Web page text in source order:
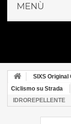
MENÙ
SIXS
Ciclismo su Strada
IDROREPELLENTE